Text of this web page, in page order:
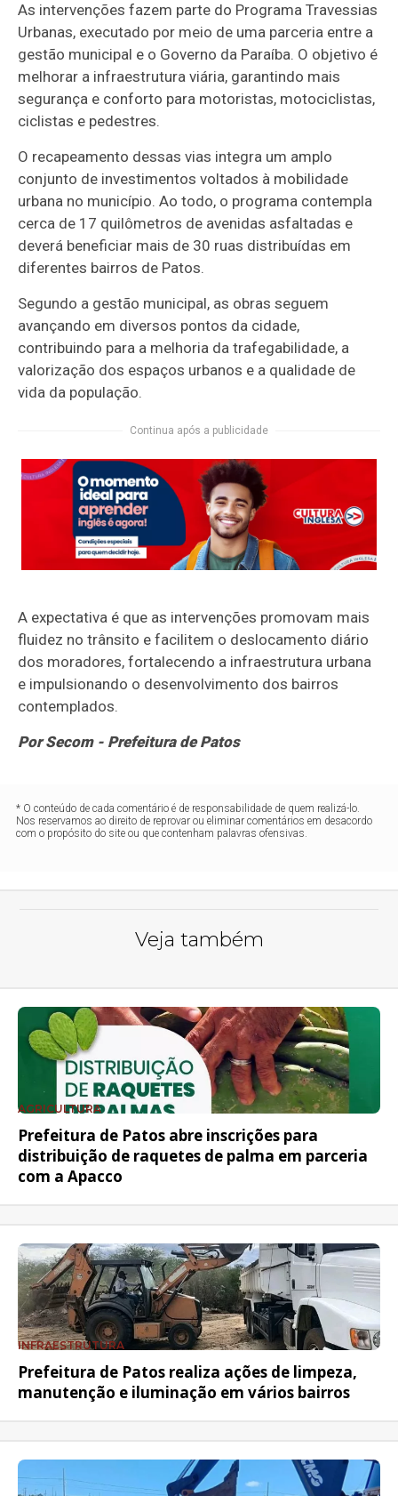
As intervenções fazem parte do Programa Travessias
Urbanas, executado por meio de uma parceria entre a
gestão municipal e o Governo da Paraíba. O objetivo é
melhorar a infraestrutura viária, garantindo mais
segurança e conforto para motoristas, motociclistas,
ciclistas e pedestres.
O recapeamento dessas vias integra um amplo
conjunto de investimentos voltados à mobilidade
urbana no município. Ao todo, o programa contempla
cerca de 17 quilômetros de avenidas asfaltadas e
deverá beneficiar mais de 30 ruas distribuídas em
diferentes bairros de Patos.
Segundo a gestão municipal, as obras seguem
avançando em diversos pontos da cidade,
contribuindo para a melhoria da trafegabilidade, a
valorização dos espaços urbanos e a qualidade de
vida da população.
Continua após a publicidade
A expectativa é que as intervenções promovam mais
fluidez no trânsito e facilitem o deslocamento diário
dos moradores, fortalecendo a infraestrutura urbana
e impulsionando o desenvolvimento dos bairros
contemplados.
Por Secom - Prefeitura de Patos
* O conteúdo de cada comentário é de responsabilidade de quem realizá-lo.
Nos reservamos ao direito de reprovar ou eliminar comentários em desacordo
com o propósito do site ou que contenham palavras ofensivas.
Veja também
AGRICULTURA
Prefeitura de Patos abre inscrições para
distribuição de raquetes de palma em parceria
com a Apacco
INFRAESTRUTURA
Prefeitura de Patos realiza ações de limpeza,
manutenção e iluminação em vários bairros